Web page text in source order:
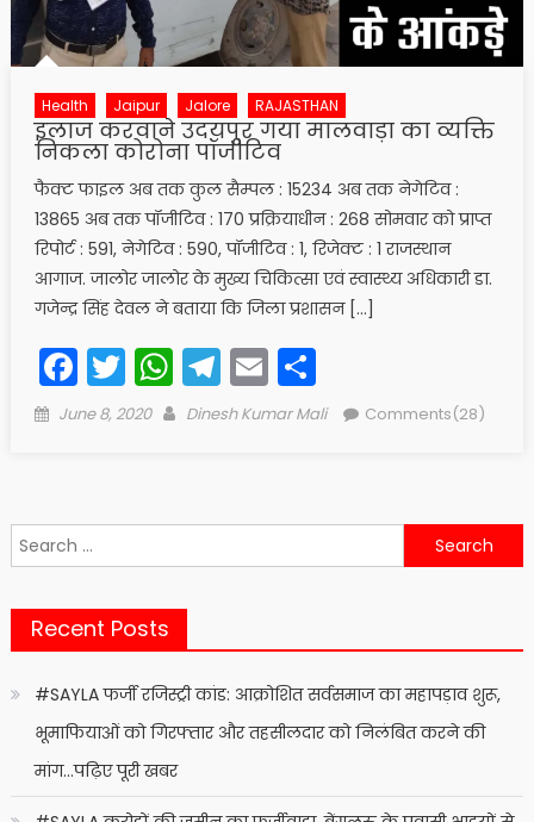
Health Jaipur Jalore RAJASTHAN
इलाज करवाने उदयपुर गया मालवाड़ा का व्यक्ति
निकला कोरोना पॉजीटिव
फैक्ट फाइल अब तक कुल सैम्पल : 15234 अब तक नेगेटिव :
13865 अब तक पॉजीटिव : 170 प्रक्रियाधीन : 268 सोमवार को प्राप्त
रिपोर्ट : 591, नेगेटिव : 590, पॉजीटिव : 1, रिजेक्ट : 1 राजस्थान
आगाज. जालोर जालोर के मुख्य चिकित्सा एवं स्वास्थ्य अधिकारी डा.
गजेन्द्र सिंह देवल ने बताया कि जिला प्रशासन […]
Facebook
Twitter
WhatsApp
Telegram
EmailShare
Posted
June 8, 2020 Author
Dinesh Kumar Mali Comments(28)
Search
for:
Recent Posts
#SAYLA फर्जी रजिस्ट्री कांड: आक्रोशित सर्वसमाज का महापड़ाव शुरू,
भूमाफियाओं को गिरफ्तार और तहसीलदार को निलंबित करने की
मांग…पढ़िए पूरी खबर